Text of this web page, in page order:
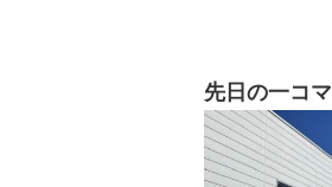
先日の一コマ